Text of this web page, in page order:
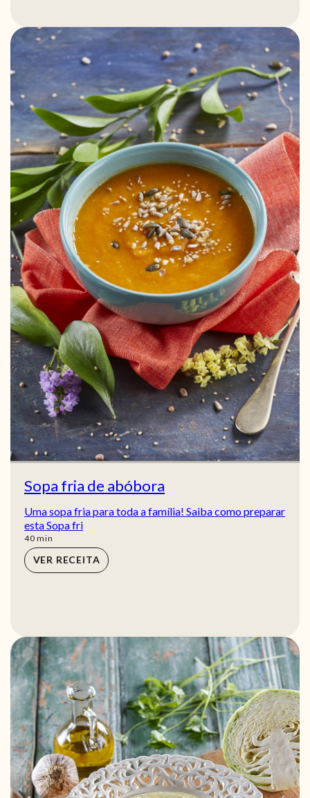
Sopa fria de abóbora
Uma sopa fria para toda a família! Saiba como preparar
esta Sopa fri
40min
min
VER RECEITA